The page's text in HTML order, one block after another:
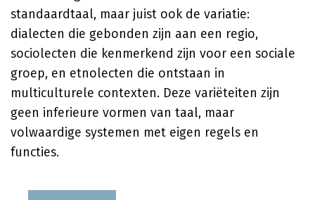
standaardtaal, maar juist ook de variatie:
dialecten die gebonden zijn aan een regio,
sociolecten die kenmerkend zijn voor een sociale
groep, en etnolecten die ontstaan in
multiculturele contexten. Deze variëteiten zijn
geen inferieure vormen van taal, maar
volwaardige systemen met eigen regels en
functies.